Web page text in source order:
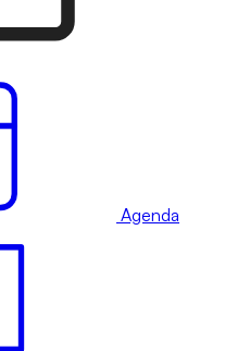
Agenda